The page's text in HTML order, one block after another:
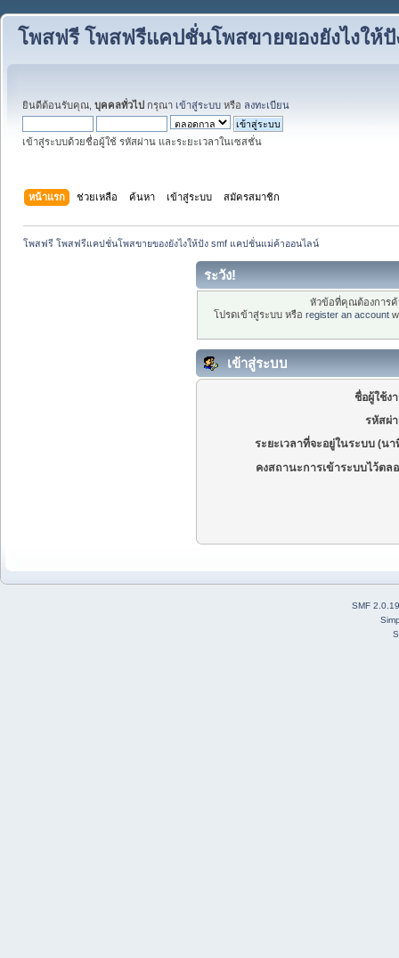
โพสฟรี โพสฟรีแคปชั่นโพสขายของยังไงให้
ยินดีต้อนรับคุณ, บุคคลทั่วไป กรุณา เข้าสู่ระบบ หรือ ลงทะเบียน
เข้าสู่ระบบด้วยชื่อผู้ใช้ รหัสผ่าน และระยะเวลาในเซสชั่น
หน้าแรก ช่วยเหลือ ค้นหา เข้าสู่ระบบ สมัครสมาชิก
โพสฟรี โพสฟรีแคปชั่นโพสขายของยังไงให้ปัง smf แคปชั่นแม่ค้าออนไลน์
ระวัง!
หัวข้อที่คุณต้องการ
โปรดเข้าสู่ระบบ หรือ register an account
เข้าสู่ระบบ
ชื่อผู้ใช้ง
รหัสผ่
ระยะเวลาที่จะอยู่ในระบบ (นา
คงสถานะการเข้าระบบไว้ตล
SMF 2.0.19